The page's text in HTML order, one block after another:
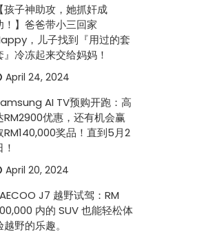
【孩子神助攻，她抓奸成
！】爸爸带小三回家
，儿子找到『用过的套
』冷冻起来交给妈妈！
April 24, 2024
AI TV预购开跑：高
RM2900优惠，还有机会赢
RM140,000奖品！直到5月2
！
April 20, 2024
J7 越野试驾：RM
内的 SUV 也能轻松体
越野的乐趣。